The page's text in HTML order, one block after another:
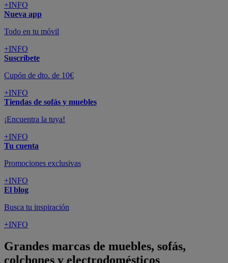
+INFO
Nueva app
Todo en tu móvil
+INFO
Suscríbete
Cupón de dto. de 10€
+INFO
Tiendas de sofás y muebles
¡Encuentra la tuya!
+INFO
Tu cuenta
Promociones exclusivas
+INFO
El blog
Busca tu inspiración
+INFO
Grandes marcas de muebles, sofás,
colchones y electrodomésticos